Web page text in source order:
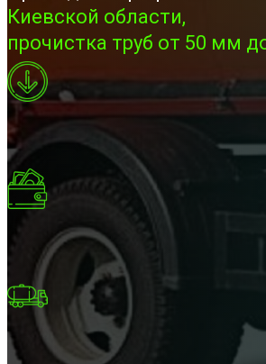
Киевской области,
прочистка труб от 50 мм